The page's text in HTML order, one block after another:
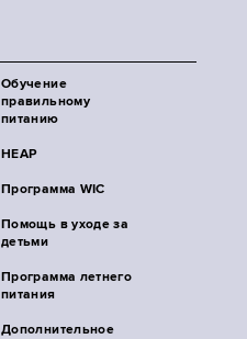
Обучение
правильному
питанию
HEAP
Программа WIC
Помощь в уходе за
детьми
Программа летнего
питания
Дополнительное